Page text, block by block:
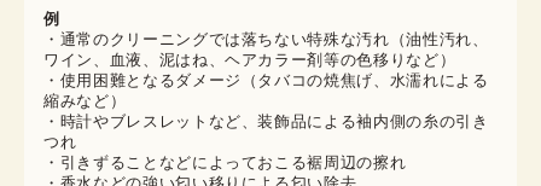
例
・通常のクリーニングでは落ちない特殊な汚れ（油性汚れ、
ワイン、血液、泥はね、ヘアカラー剤等の色移りなど）
・使用困難となるダメージ（タバコの焼焦げ、水濡れによる
縮みなど）
・時計やブレスレットなど、装飾品による袖内側の糸の引き
つれ
・引きずることなどによっておこる裾周辺の擦れ